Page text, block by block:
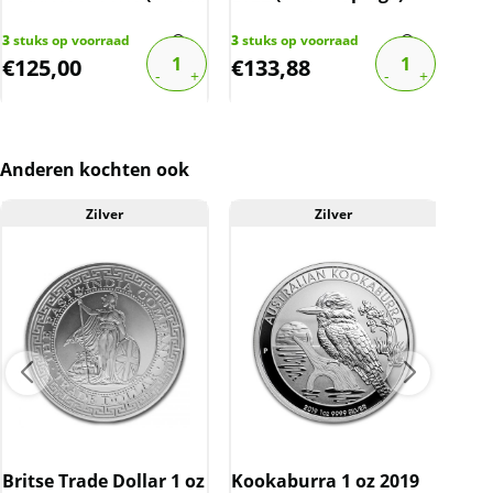
3stuks op voorraad
€125,00
3stuks op voorraad
€133,88
Anderen kochten ook
Zilver
Britse Trade Dollar 1 oz
Zilver
Kookaburra 1 oz 2019